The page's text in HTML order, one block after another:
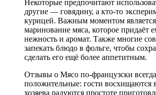
Некоторые предпочитают
другие — говядину, а кто-то
курицей. Важным моментом является
маринование мяса, которое придаёт
нежность и аромат. Также многие
запекать блюдо в фольге, чтобы
сделать его ещё более аппетитным.
Отзывы о Мясо по-французски всегда
положительные: гости восхищаются
хозяева радуются простоте